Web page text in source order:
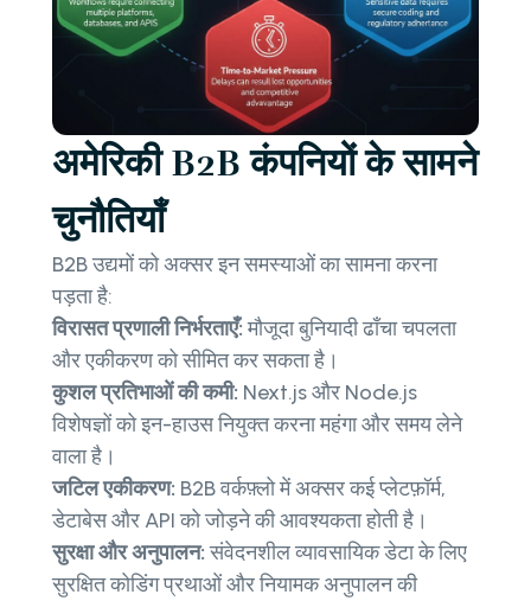
अमेरिकी B2B कंपनियों के सामने
चुनौतियाँ
B2B उद्यमों को अक्सर इन समस्याओं का सामना करना
पड़ता है:
विरासत प्रणाली निर्भरताएँ:मौजूदा बुनियादी ढाँचा चपलता
और एकीकरण को सीमित कर सकता है।
कुशल प्रतिभाओं की कमी: Next.js और Node.js
विशेषज्ञों को इन-हाउस नियुक्त करना महंगा और समय लेने
वाला है।
जटिल एकीकरण: B2B वर्कफ़्लो में अक्सर कई प्लेटफ़ॉर्म,
डेटाबेस और API को जोड़ने की आवश्यकता होती है।
सुरक्षा और अनुपालन:संवेदनशील व्यावसायिक डेटा के लिए
सुरक्षित कोडिंग प्रथाओं और नियामक अनुपालन की